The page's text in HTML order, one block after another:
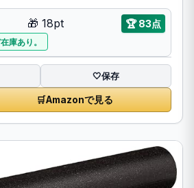
🎁 18pt 🏆83点
在庫あり。
🤍保存
🛒Amazonで見る